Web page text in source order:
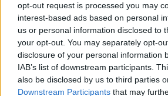
opt-out request is processed you may
interest-based ads based on personal
us or personal information disclosed to
your opt-out. You may separately opt-
disclosure of your personal information
IAB’s list of downstream participants.
also be disclosed by us to third parties
Downstream Participants that may
Condividi
Scegli Moneta come fonte